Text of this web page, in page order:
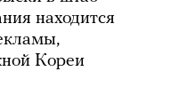
находится
Кореи